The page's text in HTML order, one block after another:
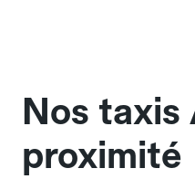
Nos taxis
proximité